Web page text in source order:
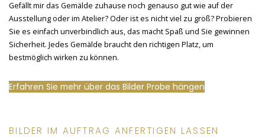
Gefällt mir das Gemälde zuhause noch genauso gut wie auf der
Ausstellung oder im Atelier? Oder ist es nicht viel zu groß? Probieren
Sie es einfach unverbindlich aus, das macht Spaß und Sie gewinnen
Sicherheit. Jedes Gemälde braucht den richtigen Platz, um
bestmöglich wirken zu können.
Erfahren Sie mehr über das Bilder Probe hängen
BILDER IM AUFTRAG ANFERTIGEN LASSEN